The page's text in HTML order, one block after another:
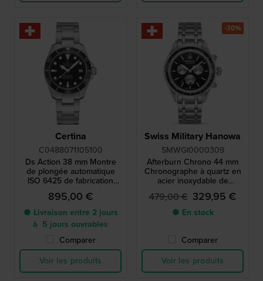
Certina
C0488071105100
Ds Action 38 mm Montre
de plongée automatique
ISO 6425 de fabrication
suisse avec date
895,00 €
● Livraison entre 2 jours
à 5 jours ouvrables
Comparer
Voir les produits
Swiss Military Hanowa
SMWGI0000309
Afterburn Chrono 44 mm
Chronographe à quartz en
acier inoxydable de
fabrication suisse
479,00 € 329,95 €
● En stock
Comparer
Voir les produits
-30%